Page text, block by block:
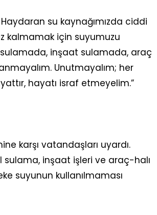
su kaynağımızda ciddi
kalmamak için suyumuzu
inşaat sulamada, araç
Unutmayalım; her
hayatı israf etmeyelim.”
karşı vatandaşları uyardı.
sulama, inşaat işleri ve araç-halı
suyunun kullanılmaması